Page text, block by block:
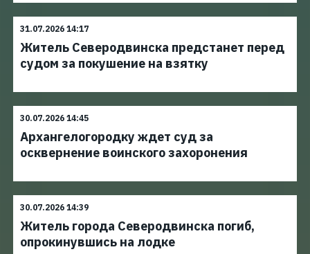
31.07.2026 14:17
Житель Северодвинска предстанет перед
судом за покушение на взятку
30.07.2026 14:45
Архангелогородку ждет суд за
осквернение воинского захоронения
30.07.2026 14:39
Житель города Северодвинска погиб,
опрокинувшись на лодке